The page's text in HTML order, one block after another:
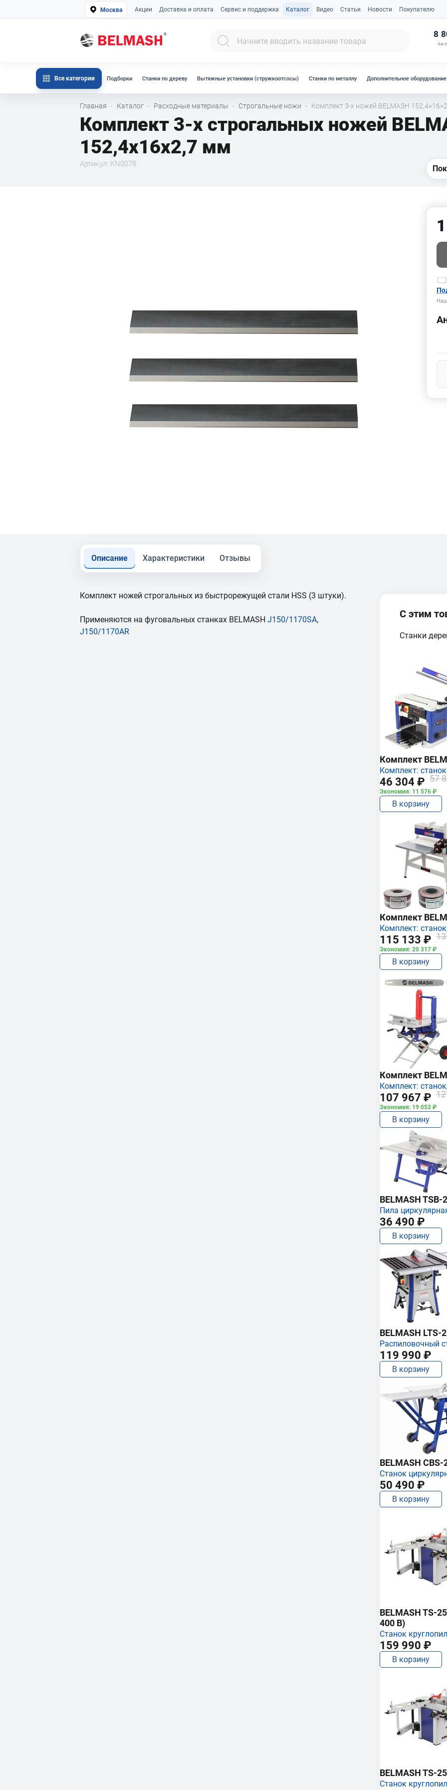
Москва Акции Доставка и оплата Сервис и поддержка Каталог Видео Статьи Новости Покупателю
8
пн-
Все категории Подборки Станки по дереву Вытяжные установки (стружкоотсосы) Станки по металлу Дополнительное оборудование
Главная · Каталог · Расходные материалы · Строгальные ножи · Комплект 3-х ножей BELMASH
Комплект 3-х строгальных ножей
152,4х16х2,7 мм
Артикул: KN0078
Описание Характеристики Отзывы
Комплект ножей строгальных из быстрорежущей стали HSS (3 штуки).
Применяются на фуговальных станках BELMASH J150/1170SA,
J150/1170AR
С этим
Станки
Комплект
Комплект:
46 304 ₽ 57
Экономия: 11 576 ₽
В корзину
Комплект
Комплект:
115 133 ₽
Экономия: 20 317 ₽
В корзину
Комплект
Комплект:
107 967 ₽
Экономия: 19 053 ₽
В корзину
BELMASH TSB-
Пила
36 490 ₽
В корзину
BELMASH LTS-
Распиловочный
119 990 ₽
В корзину
BELMASH CBS-
Станок
50 490 ₽
В корзину
BELMASH TS-
400 В)
Станок
159 990 ₽
В корзину
BELMASH TS-
Станок